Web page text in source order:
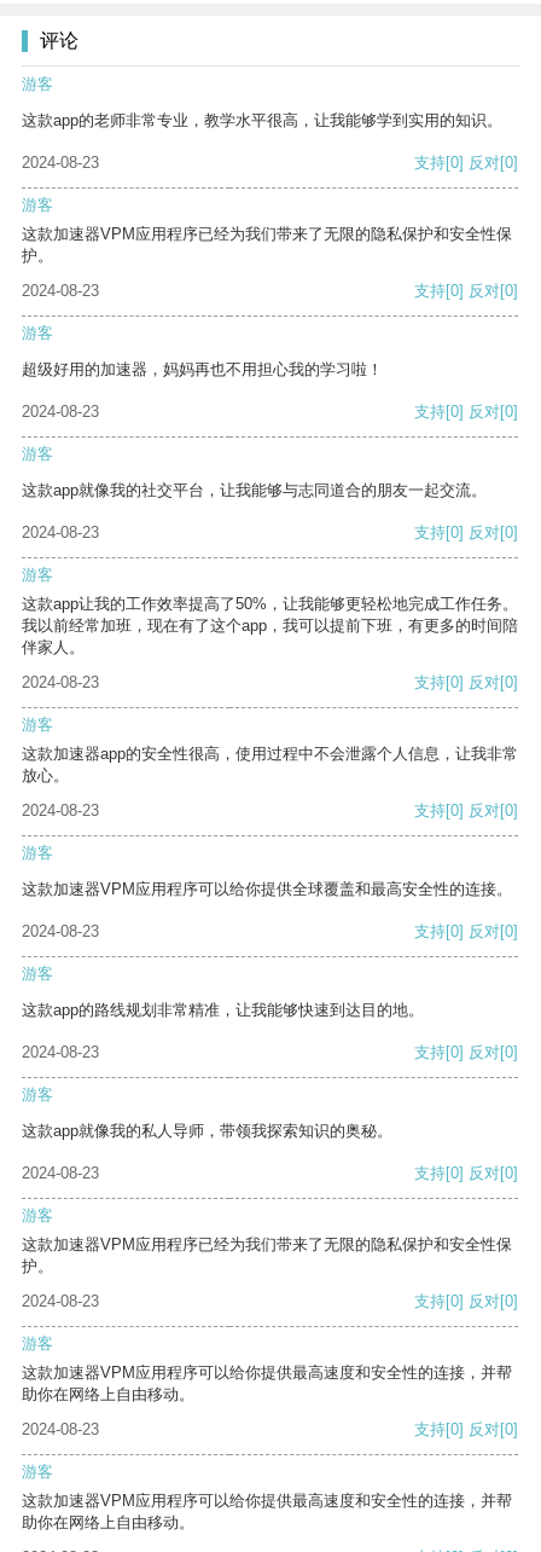
评论
游客
这款app的老师非常专业，教学水平很高，让我能够学到实用的知识。
2024-08-23 支持[0] 反对[0]
游客
这款加速器VPM应用程序已经为我们带来了无限的隐私保护和安全性保
护。
2024-08-23
支持[0] 反对[0]
游客
超级好用的加速器，妈妈再也不用担心我的学习啦！
2024-08-23 支持[0] 反对[0]
游客
这款app就像我的社交平台，让我能够与志同道合的朋友一起交流。
2024-08-23 支持[0] 反对[0]
游客
这款app让我的工作效率提高了50%，让我能够更轻松地完成工作任务。
我以前经常加班，现在有了这个app，我可以提前下班，有更多的时间陪
伴家人。
2024-08-23
支持[0] 反对[0]
游客
这款加速器app的安全性很高，使用过程中不会泄露个人信息，让我非常
放心。
2024-08-23
支持[0] 反对[0]
游客
这款加速器VPM应用程序可以给你提供全球覆盖和最高安全性的连接。
2024-08-23 支持[0] 反对[0]
游客
这款app的路线规划非常精准，让我能够快速到达目的地。
2024-08-23 支持[0] 反对[0]
游客
这款app就像我的私人导师，带领我探索知识的奥秘。
2024-08-23 支持[0] 反对[0]
游客
这款加速器VPM应用程序已经为我们带来了无限的隐私保护和安全性保
护。
2024-08-23
支持[0] 反对[0]
游客
这款加速器VPM应用程序可以给你提供最高速度和安全性的连接，并帮
助你在网络上自由移动。
2024-08-23
支持[0] 反对[0]
游客
这款加速器VPM应用程序可以给你提供最高速度和安全性的连接，并帮
助你在网络上自由移动。